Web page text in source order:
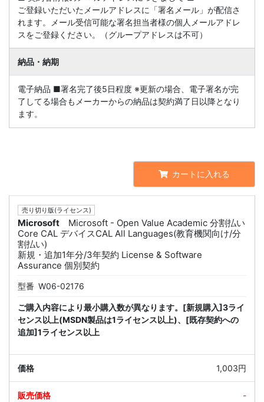
ご登録いただいたメールアドレスに「署名メール」が配信さ
れます。メール受信可能な署名担当者様の個人メールアドレ
スをご登録ください。（グループアドレスは不可）
納品・納期
電子納品 ■署名完了後5日程度 ※更新の場合、電子署名が完
了してる場合もメーカーからの納品は契約満了日以降となり
ます。
カートに入れる
売り切り版(ライセンス)
Microsoft
Microsoft - Open Value Academic 分割払い
Core CAL デバイスCAL All Languages(教育機関向け/分
割払い)
新規・追加1年分/3年契約 License & Software
Assurance 個別契約
型番 W06-02176
ご購入内容により最小購入数が異なります。[新規購入]3ライ
センス以上(MSDN製品は1ライセンス以上)、[既存契約への
追加]1ライセンス以上
1,003円
-